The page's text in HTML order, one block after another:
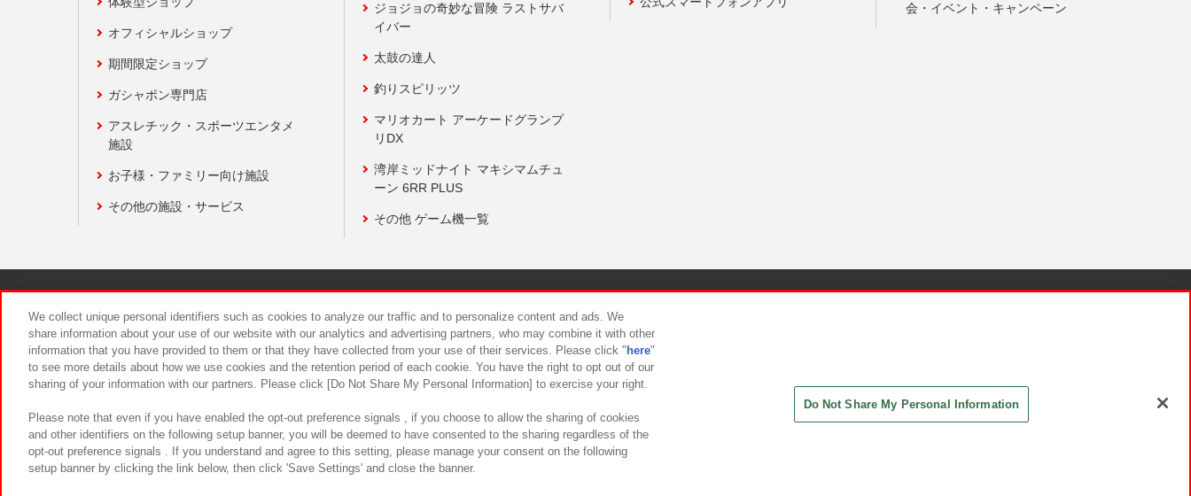
オフィシャルショップ
期間限定ショップ
ガシャポン専門店
アスレチック・スポーツエンタメ
施設
お子様・ファミリー向け施設
その他の施設・サービス
ジョジョの奇妙な冒険 ラストサバ
イバー
太鼓の達人
釣りスピリッツ
マリオカート アーケードグランプ
リDX
湾岸ミッドナイト マキシマムチュ
ーン 6RR PLUS
その他 ゲーム機一覧
会・イベント・キャンペーン
食品のご提供について カスタマーハラスメント対応方針
We collect unique personal identifiers such as cookies to analyze our traffic and to personalize content and ads. We
share information about your use of our website with our analytics and advertising partners, who may combine it with other
information that you have provided to them or that they have collected from your use of their services. Please click " here"
to see more details about how we use cookies and the retention period of each cookie. You have the right to opt out of our
sharing of your information with our partners. Please click [Do Not Share My Personal Information] to exercise your right.
Please note that even if you have enabled the opt-out preference signals , if you choose to allow the sharing of cookies
and other identifiers on the following setup banner, you will be deemed to have consented to the sharing regardless of the
opt-out preference signals . If you understand and agree to this setting, please manage your consent on the following
setup banner by clicking the link below, then click 'Save Settings' and close the banner.
Do Not Share My Personal Information